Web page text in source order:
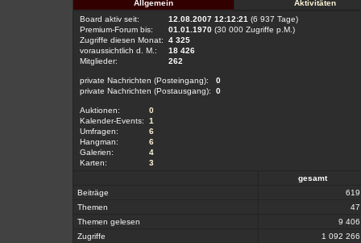
Allgemein
Aktivitäten
Board aktiv seit:
12.08.2007 12:12:21 (6 937 Tage)
Premium-Forum bis:
01.01.1970 (30 000 Zugriffe p.M.)
Zugriffe diesen Monat:
4 325
voraussichtlich d. M.:
18 426
Mitglieder:
262
private Nachrichten (Posteingang):
0
private Nachrichten (Postausgang):
0
Auktionen:
0
Kalender-Events:
1
Umfragen:
6
Hangman:
6
Galerien:
4
Karten:
3
gesamt
Beiträge
Themen
Themen gelesen
9
Zugriffe
1 092